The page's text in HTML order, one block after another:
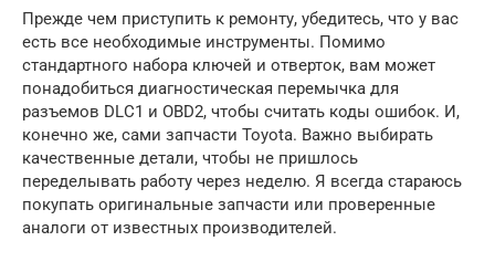
Прежде чем приступить к ремонту, убедитесь, что у вас
есть все необходимые инструменты. Помимо
стандартного набора ключей и отверток, вам может
понадобиться диагностическая перемычка для
разъемов DLC1 и OBD2, чтобы считать коды ошибок. И,
конечно же, сами запчасти Toyota. Важно выбирать
качественные детали, чтобы не пришлось
переделывать работу через неделю. Я всегда стараюсь
покупать оригинальные запчасти или проверенные
аналоги от известных производителей.